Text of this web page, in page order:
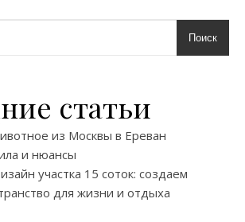
Поиск
статьи
из Москвы в Ереван
и нюансы
участка 15 соток: создаем
для жизни и отдыха